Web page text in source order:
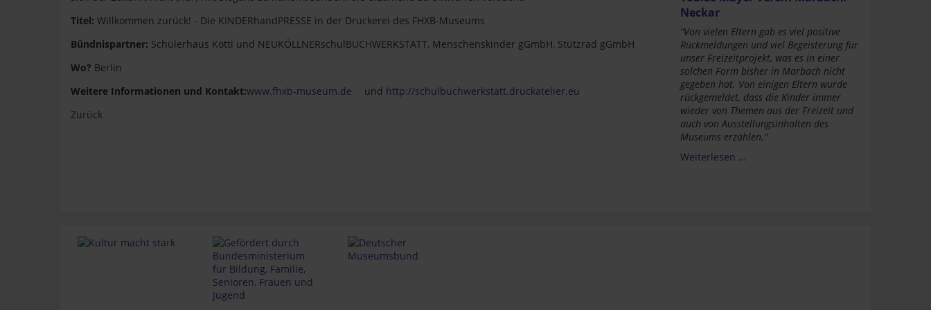
Titel: Willkommen zurück! - Die KINDERhandPRESSE in der Druckerei des FHXB-Museums
Bündnispartner: Schülerhaus Kotti und NEUKÖLLNERschulBUCHWERKSTATT, Menschenskinder gGmbH, Stützrad gGmbH
Wo? Berlin
Weitere Informationen und Kontakt:www.fhxb-museum.de und http://schulbuchwerkstatt.druckatelier.eu
Zurück
Neckar
“Von vielen Eltern gab es viel positive
Rückmeldungen und viel Begeisterung für
unser Freizeitprojekt, was es in einer
solchen Form bisher in Marbach nicht
gegeben hat. Von einigen Eltern wurde
rückgemeldet, dass die Kinder immer
wieder von Themen aus der Freizeit und
auch von Ausstellungsinhalten des
Museums erzählen."
Weiterlesen …